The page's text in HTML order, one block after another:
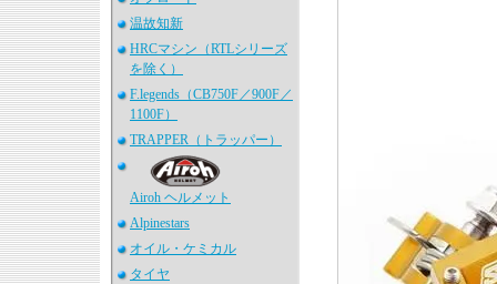
温故知新
HRCマシン（RTLシリーズ
を除く）
F.legends（CB750F／900F／
1100F）
TRAPPER（トラッパー）
Airoh ヘルメット
Alpinestars
オイル・ケミカル
タイヤ